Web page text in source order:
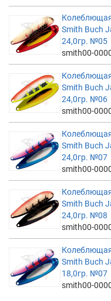
Smith Buch
24,0гр. №05
smith00-
Smith Buch
24,0гр. №06
smith00-
Smith Buch
24,0гр. №07
smith00-
Smith Buch
24,0гр. №08
smith00-
Smith Buch
18,0гр. №07
smith00-